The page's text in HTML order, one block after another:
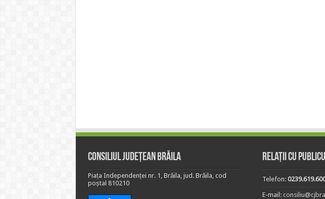
Consiliul Județean Brăila
Piața Independenței nr. 1, Brăila, jud. Brăila, cod
poștal 810210
Relații cu
Telefon:
E-mail: